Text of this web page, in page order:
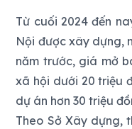
Từ cuối 2024 đến
Nội được xây dựng,
năm trước, giá mở
xã hội dưới 20 triệu
dự án hơn 30 triệu
Theo Sở Xây dựng,